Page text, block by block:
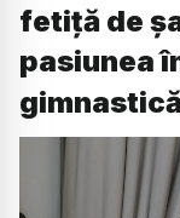
fetiță de
pasiunea